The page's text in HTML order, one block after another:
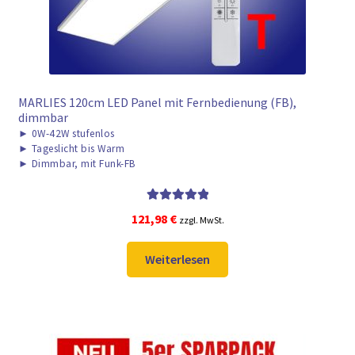
MARLIES 120cm LED Panel mit Fernbedienung (FB),
dimmbar
► 0W-42W stufenlos
► Tageslicht bis Warm
► Dimmbar, mit Funk-FB
5.00
von 5
121,98 € zzgl. MwSt.
Weiterlesen